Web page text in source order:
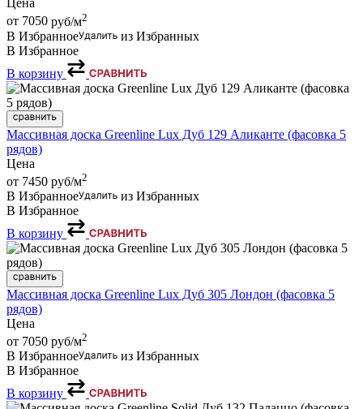
Цена
от 7050 руб/м2
В Избранное
из Избранных
В Избранное
В корзину
Массивная доска Greenline Lux Дуб 129 Аликанте (фасовка 5
рядов)
Цена
от 7450 руб/м2
В Избранное
из Избранных
В Избранное
В корзину
Массивная доска Greenline Lux Дуб 305 Лондон (фасовка 5
рядов)
Цена
от 7050 руб/м2
В Избранное
из Избранных
В Избранное
В корзину